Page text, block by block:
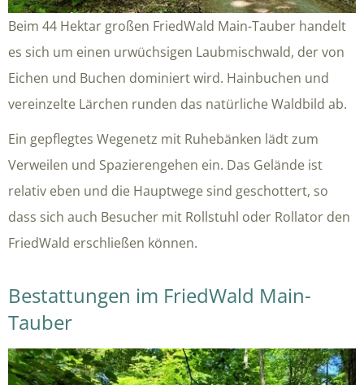
Beim 44 Hektar großen FriedWald Main-Tauber handelt
es sich um einen urwüchsigen Laubmischwald, der von
Eichen und Buchen dominiert wird. Hainbuchen und
vereinzelte Lärchen runden das natürliche Waldbild ab.
Ein gepflegtes Wegenetz mit Ruhebänken lädt zum
Verweilen und Spazierengehen ein. Das Gelände ist
relativ eben und die Hauptwege sind geschottert, so
dass sich auch Besucher mit Rollstuhl oder Rollator den
FriedWald erschließen können.
Bestattungen im FriedWald Main-
Tauber